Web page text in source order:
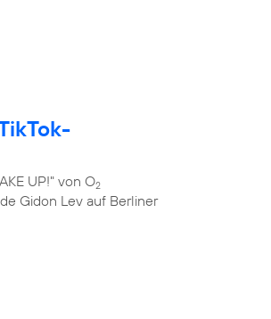
UP!" von O2
Gidon Lev auf Berliner